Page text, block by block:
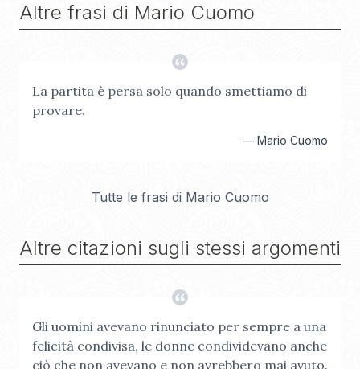
Altre frasi di Mario Cuomo
La partita è persa solo quando smettiamo di
provare.
— Mario Cuomo
Tutte le frasi di Mario Cuomo
Altre citazioni sugli stessi argomenti
Gli uomini avevano rinunciato per sempre a una
felicità condivisa, le donne condividevano anche
ciò che non avevano e non avrebbero mai avuto.